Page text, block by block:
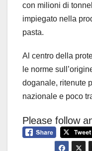
con milioni di
impiegato nella
pasta.
Al centro della
le norme
doganale, ritenute
nazionale e poco
Please follow